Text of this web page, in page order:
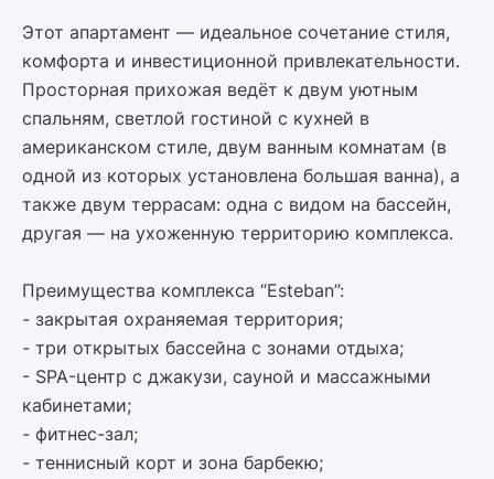
Этот апартамент — идеальное сочетание стиля,
комфорта и инвестиционной привлекательности.
Просторная прихожая ведёт к двум уютным
спальням, светлой гостиной с кухней в
американском стиле, двум ванным комнатам (в
одной из которых установлена большая ванна), а
также двум террасам: одна с видом на бассейн,
другая — на ухоженную территорию комплекса.
Преимущества комплекса “Esteban”:
- закрытая охраняемая территория;
- три открытых бассейна с зонами отдыха;
- SPA-центр с джакузи, сауной и массажными
кабинетами;
- фитнес-зал;
- теннисный корт и зона барбекю;